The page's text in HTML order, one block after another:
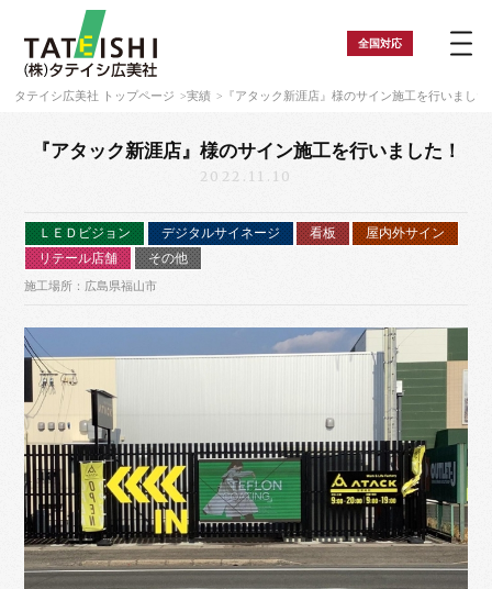
全国対応
タテイシ広美社 トップページ 実績 『アタック新涯店』様のサイン施工を行いました
『アタック新涯店』様のサイン施工を行いました！
2022.11.10
ＬＥＤビジョン デジタルサイネージ 看板
屋内外サイン
リテール店舗
その他
施工場所：広島県福山市